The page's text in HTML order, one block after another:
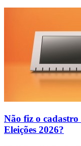
Não fiz o
Eleições 2026?